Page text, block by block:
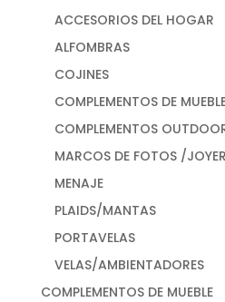
ACCESORIOS DEL HOGAR
ALFOMBRAS
COJINES
COMPLEMENTOS DE
COMPLEMENTOS
MARCOS DE FOTOS /
MENAJE
PLAIDS/MANTAS
PORTAVELAS
VELAS/AMBIENTADORES
COMPLEMENTOS DE MUEBLE